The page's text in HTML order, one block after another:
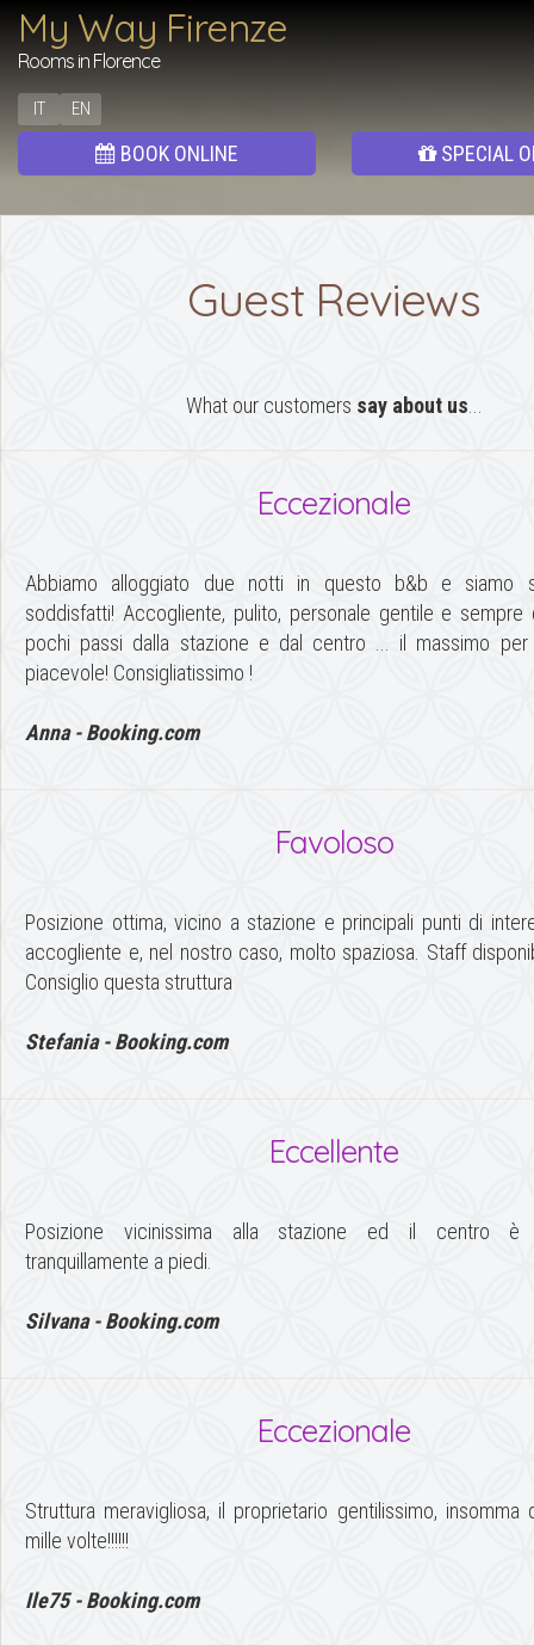
My Way Firenze
Rooms in Florence
IT EN
BOOK ONLINE SPECIAL
Guest Reviews
What our customers say about us
Eccezionale
Abbiamo alloggiato due notti in questo b&b e siamo
soddisfatti! Accogliente, pulito, personale gentile e sempre
pochi passi dalla stazione e dal centro ... il massimo
piacevole! Consigliatissimo !
Anna - Booking.com
Favoloso
Posizione ottima, vicino a stazione e principali punti di
accogliente e, nel nostro caso, molto spaziosa. Staff
Consiglio questa struttura
Stefania - Booking.com
Eccellente
Posizione vicinissima alla stazione ed il centro è
tranquillamente a piedi.
Silvana - Booking.com
Eccezionale
Struttura meravigliosa, il proprietario gentilissimo, insomma
mille volte!!!!!!
Ile75 - Booking.com